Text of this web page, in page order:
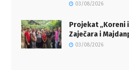
03/08/2026
Projekat „Koreni
Zaječara i
03/08/2026